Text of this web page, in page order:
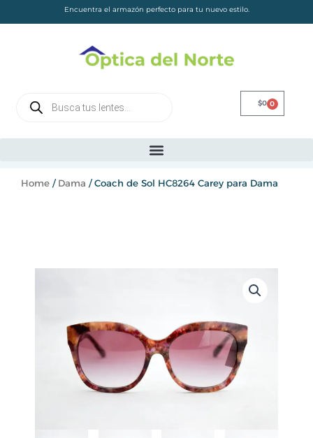
to
Encuentra el armazón perfecto para tu nuevo estilo.
search
$0 0
Cart
Home /Dama / Coach de Sol HC8264 Carey para Dama